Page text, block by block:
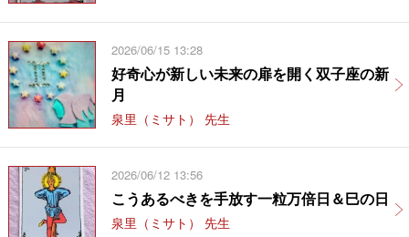
2026/06/15 13:28
好奇心が新しい未来の扉を開く双子座の新
月
泉里（ミサト） 先生
2026/06/12 13:56
こうあるべきを手放す一粒万倍日＆巳の日
泉里（ミサト） 先生